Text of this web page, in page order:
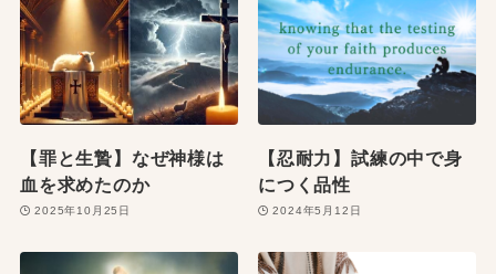
【罪と生贄】なぜ神様は
血を求めたのか
2025年10月25日
【忍耐力】試練の中で身
につく品性
2024年5月12日